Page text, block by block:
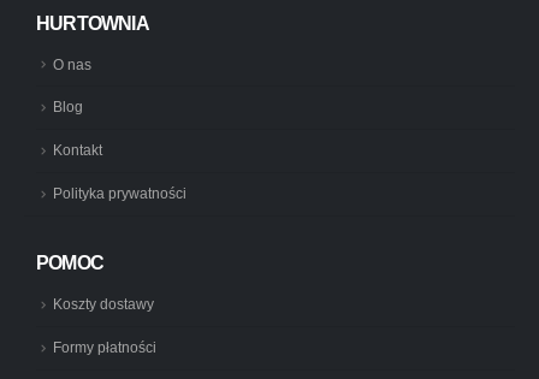
HURTOWNIA
O nas
Blog
Kontakt
Polityka prywatności
POMOC
Koszty dostawy
Formy płatności